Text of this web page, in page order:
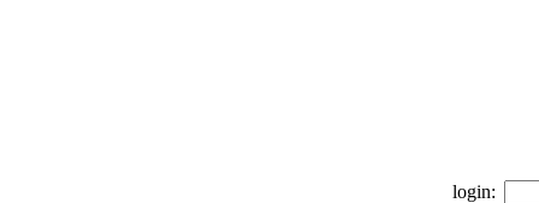
login: